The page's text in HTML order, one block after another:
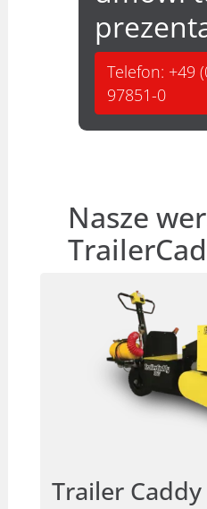
Telefon: +49
97851-0
Nasze
Trailer